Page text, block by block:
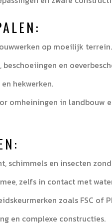
op moeilijk terrein.
en
hekwerken.
omheiningen in landbouw
schimmels en insecten
zelfs in contact met
zoals FSC of
en complexe constructies.